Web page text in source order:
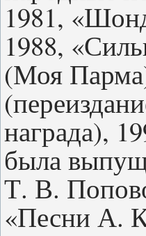
1981,
1988,
(Моя
награда),
была
Т. В.
«Песни А.